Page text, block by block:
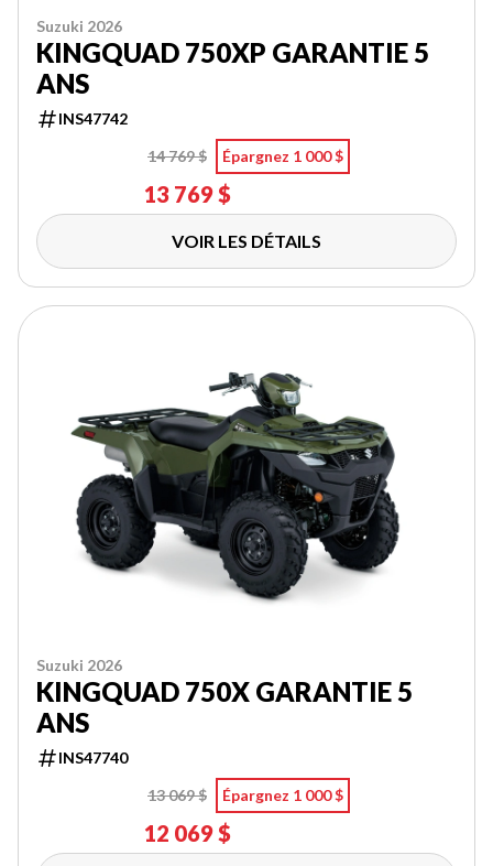
Suzuki 2026
KINGQUAD 750XP GARANTIE 5
ANS
INS47742
14 769 $
Épargnez 1 000 $
13 769 $
VOIR LES DÉTAILS
Suzuki 2026
KINGQUAD 750X GARANTIE 5
ANS
INS47740
13 069 $
Épargnez 1 000 $
12 069 $